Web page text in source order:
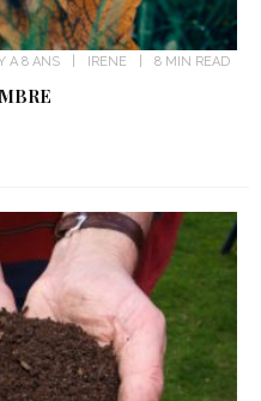
A 8 ANS IRENE 8 MIN READ